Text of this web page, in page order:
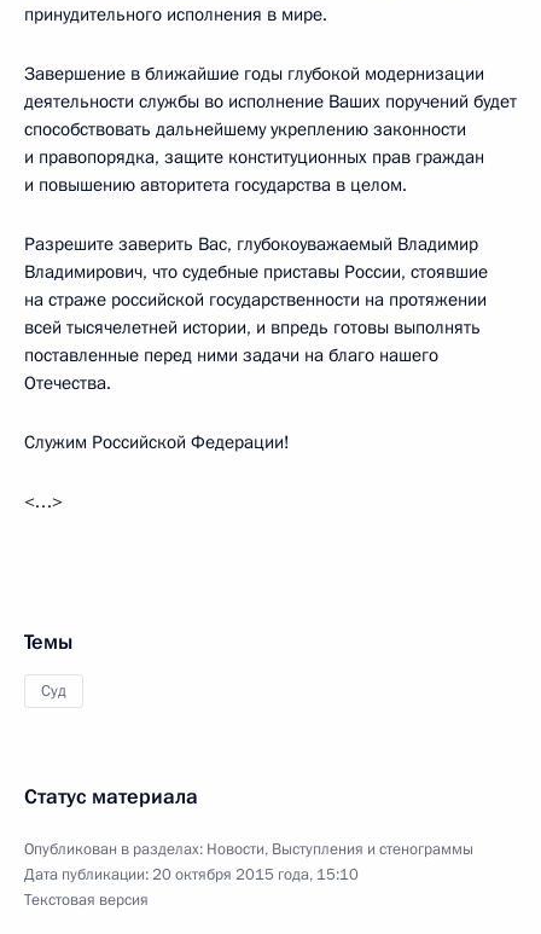
принудительного исполнения в мире.
Завершение в ближайшие годы глубокой модернизации
деятельности службы во исполнение Ваших поручений будет
способствовать дальнейшему укреплению законности
и правопорядка, защите конституционных прав граждан
и повышению авторитета государства в целом.
Разрешите заверить Вас, глубокоуважаемый Владимир
Владимирович, что судебные приставы России, стоявшие
на страже российской государственности на протяжении
всей тысячелетней истории, и впредь готовы выполнять
поставленные перед ними задачи на благо нашего
Отечества.
Служим Российской Федерации!
<…>
Темы
Суд
Статус материала
Опубликован в разделах: Новости, Выступления и стенограммы
Дата публикации:20 октября 2015 года, 15:10
Текстовая версия